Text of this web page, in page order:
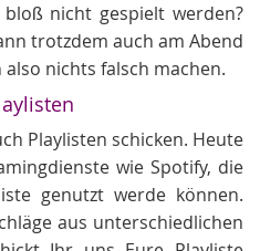
nicht gespielt werden?
trotzdem auch am Abend
nichts falsch machen.
Playlisten schicken. Heute
wie Spotify, die
genutzt werde können.
aus unterschiedlichen